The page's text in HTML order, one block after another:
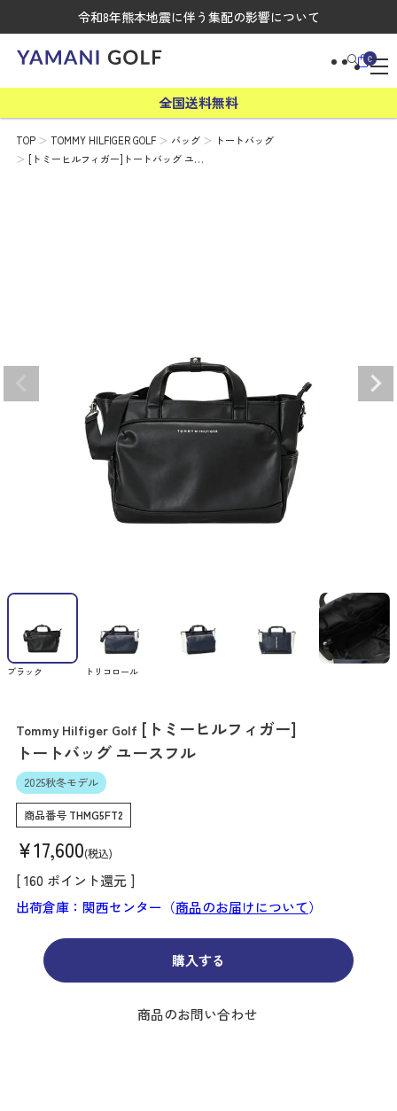
令和8年熊本地震に伴う集配の影響について
0
全国送料無料
TOP TOMMY HILFIGER GOLF バッグ
トートバッグ
[トミーヒルフィガー]トートバッグ ユ…
ブラック トリコロール
Tommy Hilfiger Golf [トミーヒルフィガー]
トートバッグ ユースフル
2025秋冬モデル
商品番号 THMG5FT2
¥17,600 税込
[160 ポイント還元 ]
出荷倉庫：関西センター（商品のお届けについて）
購入する
商品のお問い合わせ